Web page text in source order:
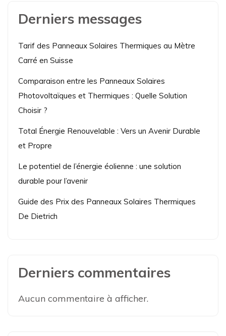
Derniers messages
Tarif des Panneaux Solaires Thermiques au Mètre
Carré en Suisse
Comparaison entre les Panneaux Solaires
Photovoltaïques et Thermiques : Quelle Solution
Choisir ?
Total Énergie Renouvelable : Vers un Avenir Durable
et Propre
Le potentiel de l’énergie éolienne : une solution
durable pour l’avenir
Guide des Prix des Panneaux Solaires Thermiques
De Dietrich
Derniers commentaires
Aucun commentaire à afficher.